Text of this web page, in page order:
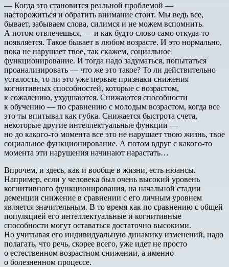
— Когда это становится реальной проблемой —
насторожиться и обратить внимание стоит. Мы ведь все,
бывает, забываем слова, силимся и не можем вспомнить.
А потом отвлечешься, — и как будто слово само откуда-то
появляется. Такое бывает в любом возрасте. И это нормально,
пока не нарушает твое, так скажем, социальное
функционирование. И тогда надо задуматься, попытаться
проанализировать — что же это такое? То ли действительно
усталость, то ли это уже первые признаки снижения
когнитивных способностей, которые с возрастом,
к сожалению, ухудшаются. Снижаются способности
к обучению — по сравнению с молодым возрастом, когда все
это ты впитывал как губка. Снижается быстрота счета,
некоторые другие интеллектуальные функции —
но до какого-то момента все это не нарушает твою жизнь, твое
социальное функционирование. А потом вдруг с какого-то
момента эти нарушения начинают нарастать…
Впрочем, и здесь, как и вообще в жизни, есть нюансы.
Например, если у человека был очень высокий уровень
когнитивного функционирования, на начальной стадии
деменции снижение в сравнении с его личным уровнем
является значительным. В то время как по сравнению с общей
популяцией его интеллектуальные и когнитивные
способности могут оставаться достаточно высокими.
Но учитывая его индивидуальную динамику изменений, надо
полагать, что речь, скорее всего, уже идет не просто
о естественном возрастном снижении, а именно
о болезненном процессе.